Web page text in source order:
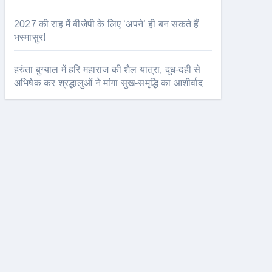
2027 की राह में बीजेपी के लिए ‘अपने’ ही बन सकते हैं
भस्मासुर!
हरुंता बुग्याल में हरि महाराज की शैल यात्रा, दूध-दही से
अभिषेक कर श्रद्धालुओं ने मांगा सुख-समृद्धि का आशीर्वाद